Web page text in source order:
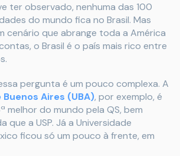
ter observado, nenhuma das 100
do mundo fica no Brasil. Mas
cenário que abrange toda a América
o Brasil é o país mais rico entre
pergunta é um pouco complexa. A
Aires (UBA), por exemplo, é
melhor do mundo pela QS, bem
que a USP. Já a Universidade
ficou só um pouco à frente, em